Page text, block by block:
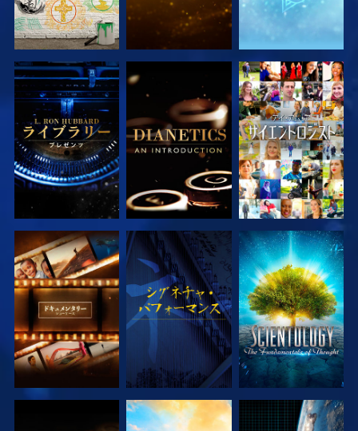
シリーズを探求 シリーズを探求 観る
シリーズを探求 観る シリーズを探求